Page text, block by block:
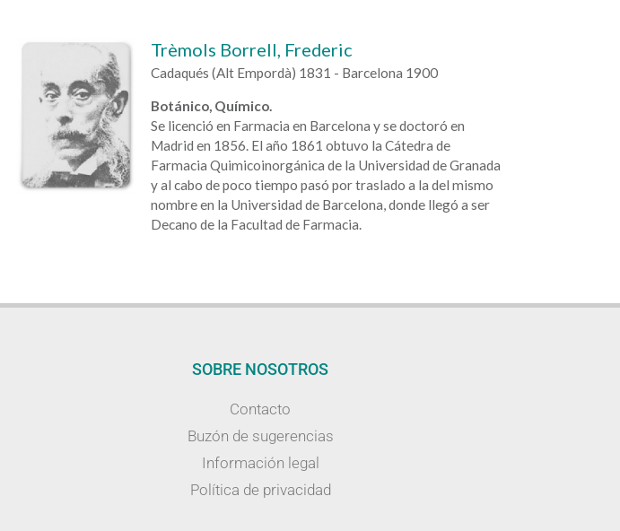
Trèmols Borrell, Frederic
Cadaqués (Alt Empordà) 1831 - Barcelona 1900
Botánico, Químico.
Se licenció en Farmacia en Barcelona y se doctoró en
Madrid en 1856. El año 1861 obtuvo la Cátedra de
Farmacia Quimicoinorgánica de la Universidad de Granada
y al cabo de poco tiempo pasó por traslado a la del mismo
nombre en la Universidad de Barcelona, donde llegó a ser
Decano de la Facultad de Farmacia.
SOBRE NOSOTROS
Contacto
Buzón de sugerencias
Información legal
Política de privacidad